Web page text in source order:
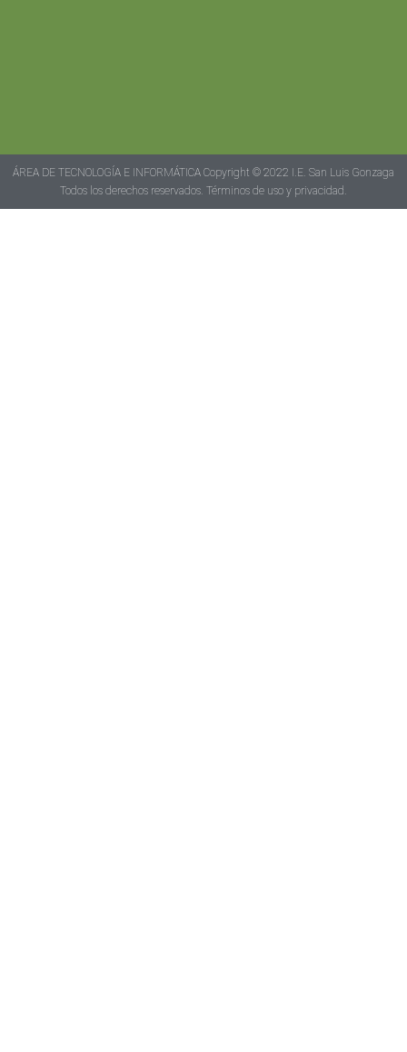
ÁREA DE TECNOLOGÍA E INFORMÁTICA Copyright © 2022 I.E. San Luis Gonzaga
Todos los derechos reservados. Términos de uso y privacidad.